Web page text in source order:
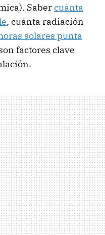
Sabercuánta
, cuánta radiación
solares punta
factores clave